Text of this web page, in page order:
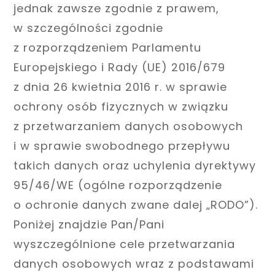
jednak zawsze zgodnie z prawem,
w szczególności zgodnie
z rozporządzeniem Parlamentu
Europejskiego i Rady (UE) 2016/679
z dnia 26 kwietnia 2016 r. w sprawie
ochrony osób fizycznych w związku
z przetwarzaniem danych osobowych
i w sprawie swobodnego przepływu
takich danych oraz uchylenia dyrektywy
95/46/WE (ogólne rozporządzenie
o ochronie danych zwane dalej „RODO”).
Poniżej znajdzie Pan/Pani
wyszczególnione cele przetwarzania
danych osobowych wraz z podstawami